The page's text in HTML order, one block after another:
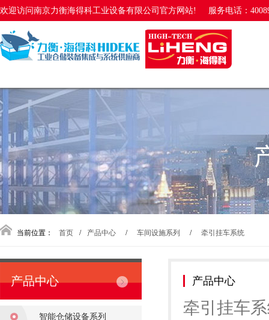
欢迎访问南京力衡海得科工业设备有限公司官方网站! 服务电话：
当前位置： 首页 / 产品中心 / 车间设施系列 / 牵引挂车系统
产品中心
智能仓储设备系列
产品中心
牵引挂车